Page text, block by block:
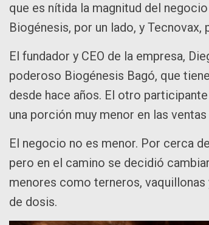
que es nítida la magnitud del
Biogénesis, por un lado, y Tecnovax,
El fundador y CEO de la empresa,
poderoso Biogénesis Bagó, que
desde hace años. El otro
una porción muy menor en las
El negocio no es menor. Por cerca
pero en el camino se decidió
menores como terneros,
de dosis.